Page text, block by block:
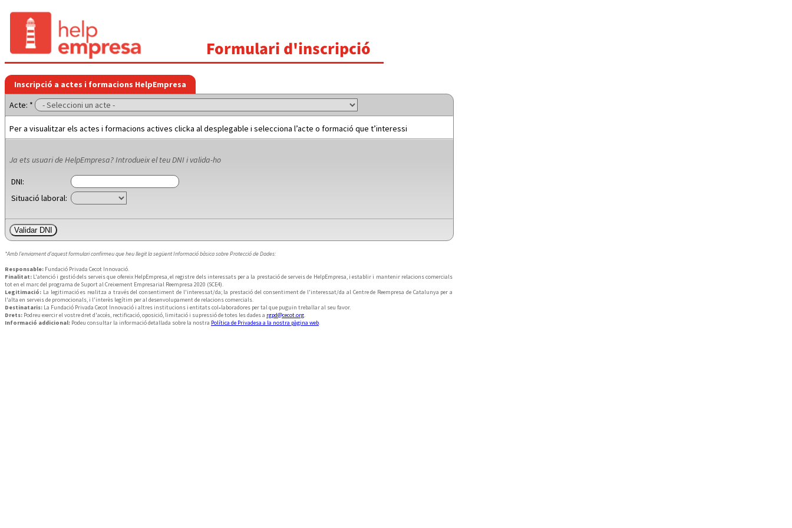
Inscripció a actes i formacions HelpEmpresa
Acte: *
Per a visualitzar els actes i formacions actives clicka al desplegable i selecciona l’acte o formació que t’interessi
Ja ets usuari de HelpEmpresa? Introdueix el teu DNI i valida-ho
DNI:
Situació laboral:
*Amb l'enviament d'aquest formulari confirmeu que heu llegit la següent Informació bàsica sobre Protecció de Dades:
Responsable: Fundació Privada Cecot Innovació.
Finalitat: L'atenció i gestió dels serveis que ofereix HelpEmpresa, el registre dels interessats per a la prestació de serveis de HelpEmpresa, i establir i mantenir relacions comercials
tot en el marc del programa de Suport al Creixement Empresarial Reempresa 2020 (SCE4).
Legitimació: La legitimació es realitza a través del consentiment de l'interessat/da; la prestació del consentiment de l'interessat/da al Centre de Reempresa de Catalunya per a
l'alta en serveis de promocionals, i l'interès legítim per al desenvolupament de relacions comercials.
Destinataris: La Fundació Privada Cecot Innovació i altres institucions i entitats col•laboradores per tal que puguin treballar al seu favor.
Drets: Podreu exercir el vostre dret d'accés, rectificació, oposició, limitació i supressió de totes les dades a rgpd@cecot.org.
Informació addicional: Podeu consultar la informació detallada sobre la nostra Política de Privadesa a la nostra pàgina web.